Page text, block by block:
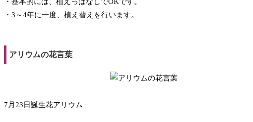
・基本的には、植えっぱなしでOKです。
・3～4年に一度、植え替えを行います。
アリウムの花言葉
7月23日誕生花アリウム